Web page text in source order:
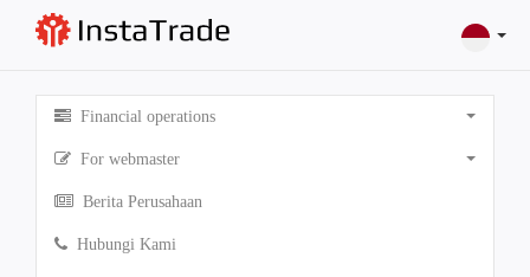
Financial operations
For webmaster
Berita Perusahaan
Hubungi Kami